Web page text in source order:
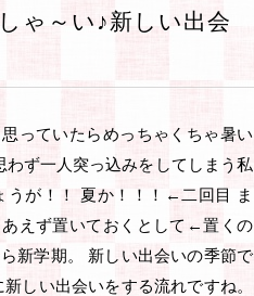
ゃ～い♪新しい出会
っていたらめっちゃくちゃ暑い
わず一人突っ込みをしてしまう私
うが！！ 夏か！！！←二回目 ま
えず置いておくとして←置くの
新学期。 新しい出会いの季節で
しい出会いをする流れですね。